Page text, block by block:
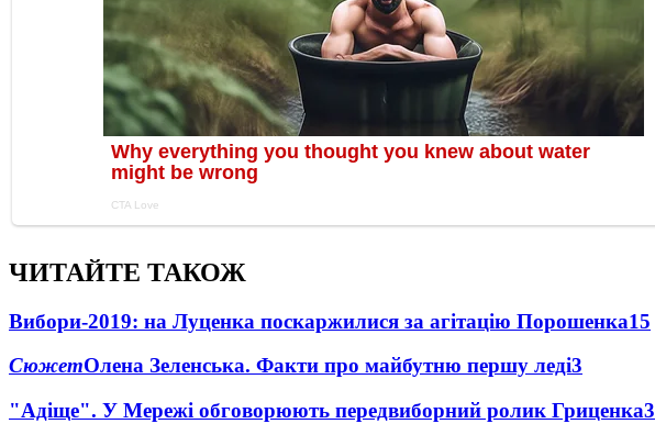
ЧИТАЙТЕ ТАКОЖ
Вибори-2019: на Луценка поскаржилися за агітацію Порошенка15
СюжетОлена Зеленська. Факти про майбутню першу леді3
"Адіще". У Мережі обговорюють передвиборний ролик Гриценка3